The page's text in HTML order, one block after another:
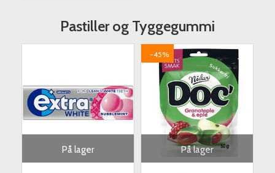
Pastiller og Tyggegummi
På lager På lager
-45%